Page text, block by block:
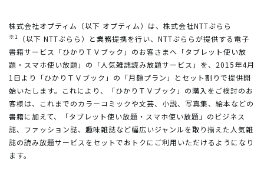
株式会社オプティム（以下 オプティム）は、株式会社NTTぷらら
※1
（以下 NTTぷらら）と業務提携を行い、NTTぷららが提供する電子
書籍サービス「ひかりＴＶブック」のお客さまへ「タブレット使い放
題・スマホ使い放題」の「人気雑誌読み放題サービス」を、2015年4月
1日より「ひかりＴＶブック」の「月額プラン」とセット割りで提供開
始いたします。これにより、「ひかりＴＶブック」の購入をご検討のお
客様は、これまでのカラーコミックや文芸、小説、写真集、絵本などの
書籍に加えて、「タブレット使い放題・スマホ使い放題」のビジネス
誌、ファッション誌、趣味雑誌など幅広いジャンルを取り揃えた人気雑
誌の読み放題サービスをセットでおトクにご利用いただけるようになり
ます。